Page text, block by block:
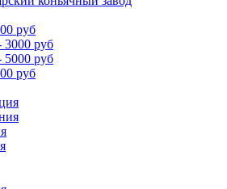
руб
3000 руб
5000 руб
руб